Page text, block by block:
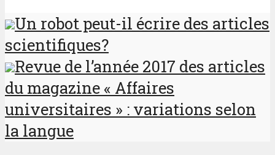
Un robot peut-il écrire des articles
scientifiques?
Revue de l’année 2017 des articles
du magazine « Affaires
universitaires » : variations selon
la langue